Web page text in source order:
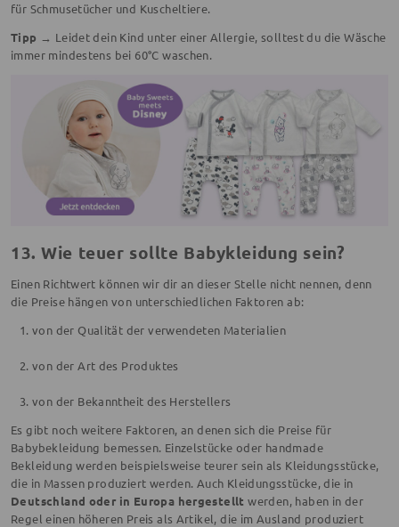
für Schmusetücher und Kuscheltiere.
Tipp → Leidet dein Kind unter einer Allergie, solltest du die Wäsche
immer mindestens bei 60°C waschen.
13. Wie teuer sollte Babykleidung sein?
Einen Richtwert können wir dir an dieser Stelle nicht nennen, denn
die Preise hängen von unterschiedlichen Faktoren ab:
von der Qualität der verwendeten Materialien
von der Art des Produktes
von der Bekanntheit des Herstellers
Es gibt noch weitere Faktoren, an denen sich die Preise für
Babybekleidung bemessen. Einzelstücke oder handmade
Bekleidung werden beispielsweise teurer sein als Kleidungsstücke,
die in Massen produziert werden. Auch Kleidungsstücke, die in
Deutschland oder in Europa hergestelltwerden, haben in der
Regel einen höheren Preis als Artikel, die im Ausland produziert